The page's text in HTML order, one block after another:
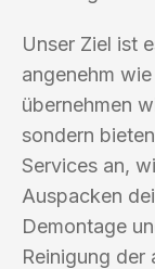
Unser Ziel ist
angenehm
übernehmen
sondern
Services an,
Auspacken
Demontage
Reinigung der